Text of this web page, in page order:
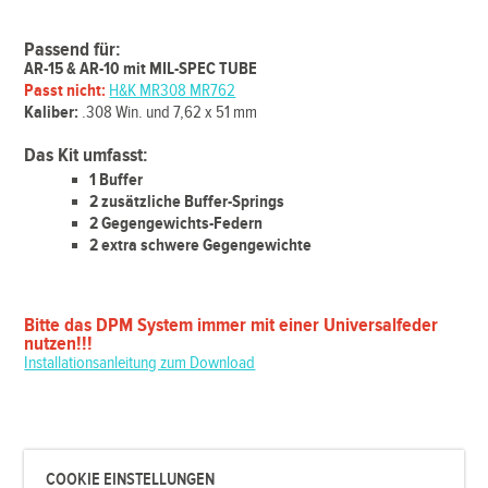
COOKIE EINSTELLUNGEN
Passend für:
AR-15 & AR-10 mit MIL-SPEC TUBE
Passt nicht: H&K MR308 MR762
Kaliber: .308 Win. und 7,62 x 51 mm
Das Kit umfasst:
1 Buffer
2 zusätzliche Buffer-Springs
2 Gegengewichts-Federn
2 extra schwere Gegengewichte
Bitte das DPM System immer mit einer Universalfeder
nutzen!!!
Installationsanleitung zum Download